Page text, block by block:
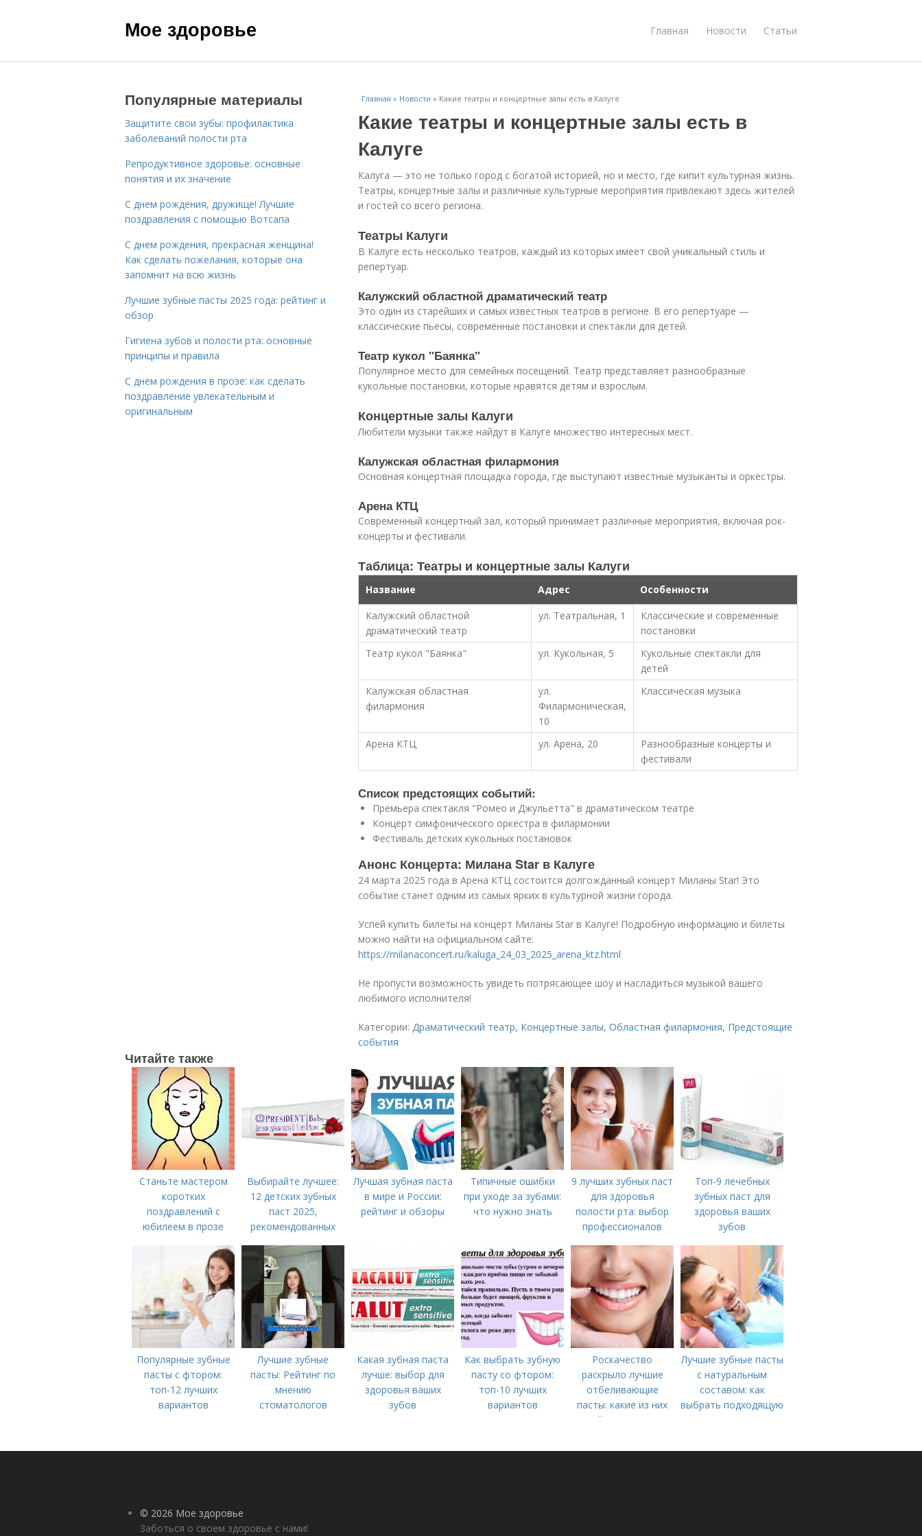
Мое здоровье Главная Новости Статьи
Главная » Новости » Какие театры и концертные залы есть в Калуге
Какие театры и концертные залы есть в
Калуге
Калуга — это не только город с богатой историей, но и место, где кипит культурная жизнь.
Театры, концертные залы и различные культурные мероприятия привлекают здесь жителей
и гостей со всего региона.
Театры Калуги
В Калуге есть несколько театров, каждый из которых имеет свой уникальный стиль и
репертуар.
Калужский областной драматический театр
Это один из старейших и самых известных театров в регионе. В его репертуаре —
классические пьесы, современные постановки и спектакли для детей.
Театр кукол "Баянка"
Популярное место для семейных посещений. Театр представляет разнообразные
кукольные постановки, которые нравятся детям и взрослым.
Концертные залы Калуги
Любители музыки также найдут в Калуге множество интересных мест.
Калужская областная филармония
Основная концертная площадка города, где выступают известные музыканты и оркестры.
Арена КТЦ
Современный концертный зал, который принимает различные мероприятия, включая рок-
концерты и фестивали.
Таблица: Театры и концертные залы Калуги
Название Адрес
Особенности
Калужский областной
драматический театр
ул. Театральная, 1
Классические и современные
постановки
Театр кукол "Баянка"
ул. Кукольная, 5
Кукольные спектакли для
детей
Калужская областная
филармония
ул.
Филармоническая,
10
Классическая музыка
Арена КТЦ ул. Арена, 20
Разнообразные концерты и
фестивали
Список предстоящих событий:
Премьера спектакля "Ромео и Джульетта" в драматическом театре
Концерт симфонического оркестра в филармонии
Фестиваль детских кукольных постановок
Анонс Концерта: Милана Star в Калуге
24 марта 2025 года в Арена КТЦ состоится долгожданный концерт Миланы Star! Это
событие станет одним из самых ярких в культурной жизни города.
Успей купить билеты на концерт Миланы Star в Калуге! Подробную информацию и билеты
можно найти на официальном сайте:
https://milanaconcert.ru/kaluga_24_03_2025_arena_ktz.html
Не пропусти возможность увидеть потрясающее шоу и насладиться музыкой вашего
любимого исполнителя!
Категории: Драматический театр, Концертные залы, Областная филармония, Предстоящие
события
Популярные материалы
Защитите свои зубы: профилактика
заболеваний полости рта
Репродуктивное здоровье: основные
понятия и их значение
С днем рождения, дружище! Лучшие
поздравления с помощью Вотсапа
С днем рождения, прекрасная женщина!
Как сделать пожелания, которые она
запомнит на всю жизнь
Лучшие зубные пасты 2025 года: рейтинг и
обзор
Гигиена зубов и полости рта: основные
принципы и правила
С днём рождения в прозе: как сделать
поздравление увлекательным и
оригинальным
Читайте также
Станьте мастером
коротких
поздравлений с
юбилеем в прозе
Выбирайте лучшее:
12 детских зубных
паст 2025,
рекомендованных
Лучшая зубная паста
в мире и России:
рейтинг и обзоры
Типичные ошибки
при уходе за зубами:
что нужно знать
9 лучших зубных паст
для здоровья
полости рта: выбор
профессионалов
Топ-9 лечебных
зубных паст для
здоровья ваших
зубов
Популярные зубные
пасты с фтором:
топ-12 лучших
вариантов
Лучшие зубные
пасты: Рейтинг по
мнению
стоматологов
Какая зубная паста
лучше: выбор для
здоровья ваших
зубов
Как выбрать зубную
пасту со фтором:
топ-10 лучших
вариантов
Роскачество
раскрыло лучшие
отбеливающие
пасты: какие из них
действительно
Лучшие зубные пасты
с натуральным
составом: как
выбрать подходящую
© 2026 Мое здоровье
Заботься о своем здоровье с нами!